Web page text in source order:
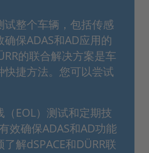
整个车辆，包括传感
保ADAS和AD应用的
的联合解决方案是车
捷方法。您可以尝试
EOL）测试和定期技
效确保ADAS和AD功能
解dSPACE和DÜRR联